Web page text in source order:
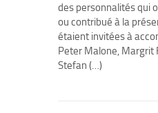
des personnalités qui
ou contribué à la
étaient invitées à
Peter Malone, Margrit
Stefan (…)